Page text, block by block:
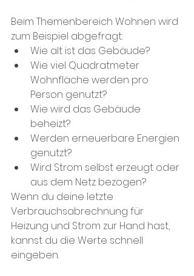
Beim Themenbereich Wohnen wird
zum Beispiel abgefragt:
Wie alt ist das Gebäude?
Wie viel Quadratmeter
Wohnfläche werden pro
Person genutzt?
Wie wird das Gebäude
beheizt?
Werden erneuerbare Energien
genutzt?
Wird Strom selbst erzeugt oder
aus dem Netz bezogen?
Wenn du deine letzte
Verbrauchsabrechnung für
Heizung und Strom zur Hand hast,
kannst du die Werte schnell
eingeben.